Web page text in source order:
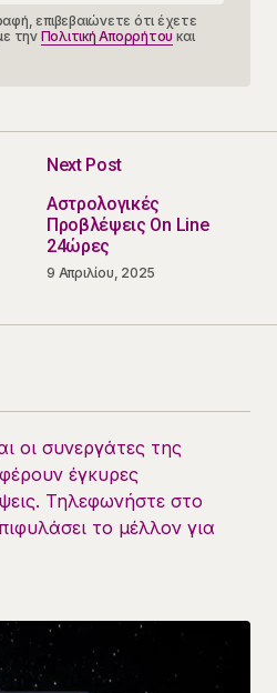
επιβεβαιώνετε ότι έχετε
την Πολιτική Απορρήτου και
Next Post
Αστρολογικές
Προβλέψεις On Line
24ώρες
9 Απριλίου, 2025
οι συνεργάτες της
έγκυρες
Τηλεφωνήστε στο
το μέλλον για